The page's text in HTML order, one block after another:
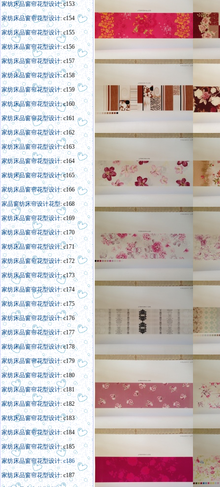
家纺床品窗帘花型设计: c153
家纺床品窗帘花型设计: c154
家纺床品窗帘花型设计: c155
家纺床品窗帘花型设计: c156
家纺床品窗帘花型设计: c157
家纺床品窗帘花型设计: c158
家纺床品窗帘花型设计: c159
家纺床品窗帘花型设计: c160
家纺床品窗帘花型设计: c161
家纺床品窗帘花型设计: c162
家纺床品窗帘花型设计: c163
家纺床品窗帘花型设计: c164
家纺床品窗帘花型设计: c165
家纺床品窗帘花型设计: c166
家品窗纺床帘设计花型: c168
家纺床品窗帘花型设计: c169
家纺床品窗帘花型设计: c170
家纺床品窗帘花型设计: c171
家纺床品窗帘花型设计: c172
家纺床品窗帘花型设计: c173
家纺床品窗帘花型设计: c174
家纺床品窗帘花型设计: c175
家纺床品窗帘花型设计: c176
家纺床品窗帘花型设计: c177
家纺床品窗帘花型设计: c178
家纺床品窗帘花型设计: c179
家纺床品窗帘花型设计: c180
家纺床品窗帘花型设计: c181
家纺床品窗帘花型设计: c182
家纺床品窗帘花型设计: c183
家纺床品窗帘花型设计: c184
家纺床品窗帘花型设计: c185
家纺床品窗帘花型设计: c186
家纺床品窗帘花型设计: c187